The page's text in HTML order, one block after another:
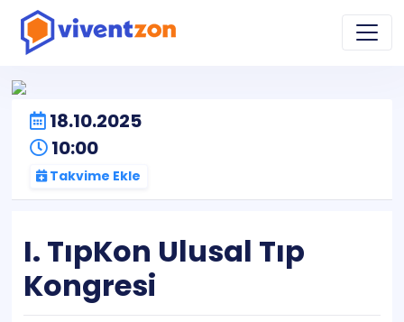
18.10.2025
10:00
Takvime Ekle
I. TıpKon Ulusal Tıp
Kongresi